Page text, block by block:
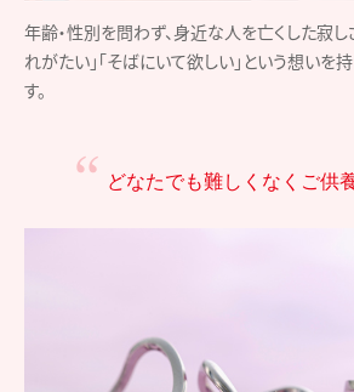
年齢・性別を問わず、身近な人を亡くした寂
れがたい」「そばにいて欲しい」という想いを
す。
どなたでも難しくなく ご供